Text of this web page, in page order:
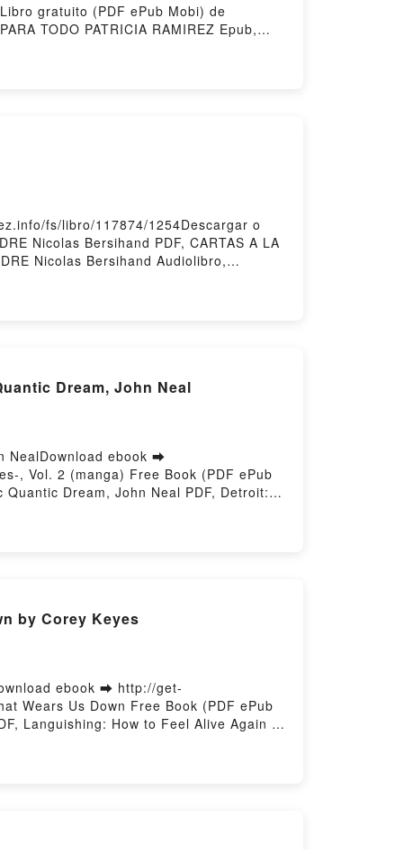
gratuito (PDF ePub Mobi) de
TODO PATRICIA RAMIREZ Epub,
Kindle, CÓMO TENER TIEMPO PARA
fs/libro/117874/1254Descargar o
Nicolas Bersihand PDF, CARTAS A LA
Nicolas Bersihand Audiolibro,
Dream, John Neal
NealDownload ebook ➡
, Vol. 2 (manga) Free Book (PDF ePub
Dream, John Neal PDF, Detroit:
Quantic Dream, John Neal
by Corey Keyes
ebook ➡ http://get-
Wears Us Down Free Book (PDF ePub
Languishing: How to Feel Alive Again in
to Feel Alive Again in a World That